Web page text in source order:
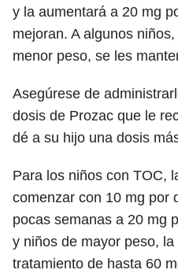
y la aumentará a 20 mg
mejoran. A algunos
menor peso, se les
Asegúrese de
dosis de Prozac que le
dé a su hijo una dosis
Para los niños con TOC,
comenzar con 10 mg por
pocas semanas a 20 mg
y niños de mayor peso,
tratamiento de hasta 60